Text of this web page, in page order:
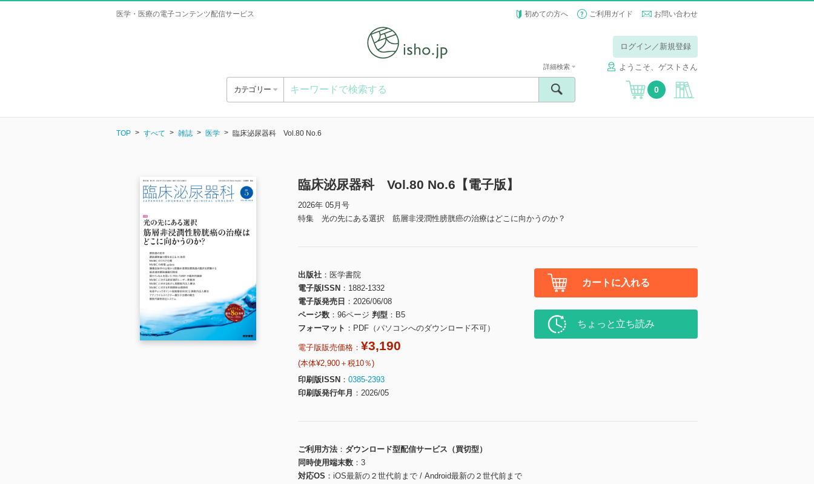
医学・医療の電子コンテンツ配信サービス 初めての方へ ご利用ガイド お問い合わせ
ログイン／新規登録
ようこそ、ゲストさん
カテゴリー
詳細検索
0
TOP すべて 雑誌 医学 臨床泌尿器科 Vol.80 No.6
臨床泌尿器科 Vol.80 No.6【電子版】
2026年 05月号
特集 光の先にある選択 筋層非浸潤性膀胱癌の治療はどこに向かうのか？
出版社
医学書院
電子版ISSN
1882-1332
電子版発売日
2026/06/08
ページ数
96ページ 判型
B5
フォーマット
PDF（パソコンへのダウンロード不可）
電子版販売価格： ¥3,190
(本体¥2,900＋税10％)
印刷版ISSN
0385-2393
印刷版発行年月
2026/05
カートに入れる
ちょっと立ち読み
ご利用方法
ダウンロード型配信サービス（買切型）
同時使用端末数
3
対応OS
iOS最新の２世代前まで / Android最新の２世代前まで